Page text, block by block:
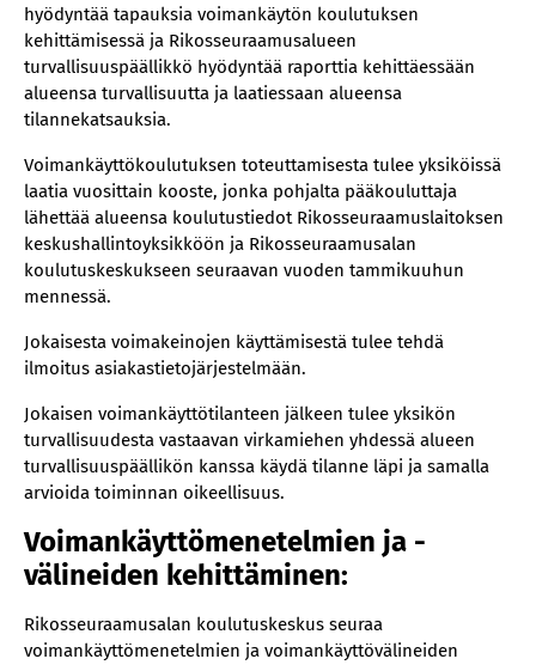
hyödyntää tapauksia voimankäytön koulutuksen
kehittämisessä ja Rikosseuraamusalueen
turvallisuuspäällikkö hyödyntää raporttia kehittäessään
alueensa turvallisuutta ja laatiessaan alueensa
tilannekatsauksia.
Voimankäyttökoulutuksen toteuttamisesta tulee yksiköissä
laatia vuosittain kooste, jonka pohjalta pääkouluttaja
lähettää alueensa koulutustiedot Rikosseuraamuslaitoksen
keskushallintoyksikköön ja Rikosseuraamusalan
koulutuskeskukseen seuraavan vuoden tammikuuhun
mennessä.
Jokaisesta voimakeinojen käyttämisestä tulee tehdä
ilmoitus asiakastietojärjestelmään.
Jokaisen voimankäyttötilanteen jälkeen tulee yksikön
turvallisuudesta vastaavan virkamiehen yhdessä alueen
turvallisuuspäällikön kanssa käydä tilanne läpi ja samalla
arvioida toiminnan oikeellisuus.
Voimankäyttömenetelmien ja -
välineiden kehittäminen:
Rikosseuraamusalan koulutuskeskus seuraa
voimankäyttömenetelmien ja voimankäyttövälineiden